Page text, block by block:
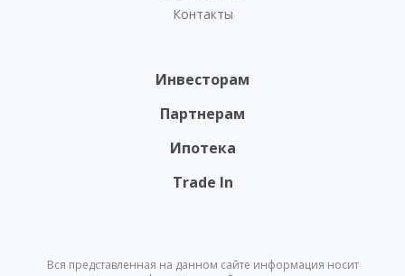
Контакты
Инвесторам
Партнерам
Ипотека
Trade In
Вся представленная на данном сайте информация носит